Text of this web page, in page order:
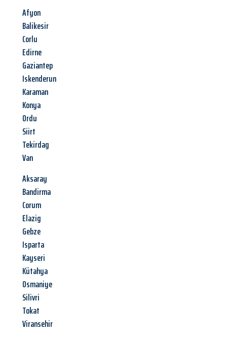
Afyon
Balikesir
Corlu
Edirne
Gaziantep
Iskenderun
Karaman
Konya
Ordu
Siirt
Tekirdag
Van
Aksaray
Bandirma
Corum
Elazig
Gebze
Isparta
Kayseri
Kütahya
Osmaniye
Silivri
Tokat
Viransehir